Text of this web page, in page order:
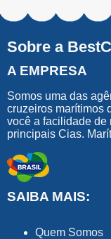
Sobre a
A EMPRESA
Somos uma das
cruzeiros marítimos
você a facilidade de
principais Cias.
SAIBA MAIS:
Quem Somos